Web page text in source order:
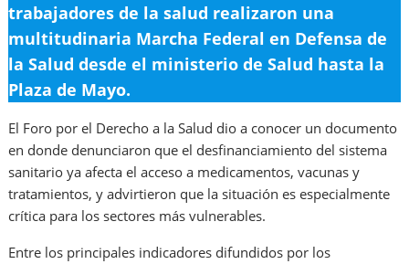
trabajadores de la salud realizaron una
multitudinaria Marcha Federal en Defensa de
la Salud desde el ministerio de Salud hasta la
Plaza de Mayo.
El Foro por el Derecho a la Salud dio a conocer un documento
en donde denunciaron que el desfinanciamiento del sistema
sanitario ya afecta el acceso a medicamentos, vacunas y
tratamientos, y advirtieron que la situación es especialmente
crítica para los sectores más vulnerables.
Entre los principales indicadores difundidos por los